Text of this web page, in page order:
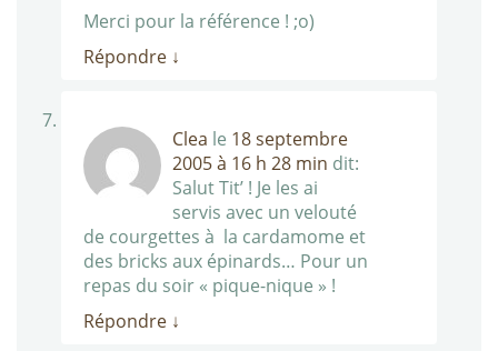
Merci pour la référence ! ;o)
Répondre ↓
Clea le 18 septembre
2005 à 16 h 28 min dit:
Salut Tit’ ! Je les ai
servis avec un velouté
de courgettes à la cardamome et
des bricks aux épinards… Pour un
repas du soir « pique-nique » !
Répondre ↓